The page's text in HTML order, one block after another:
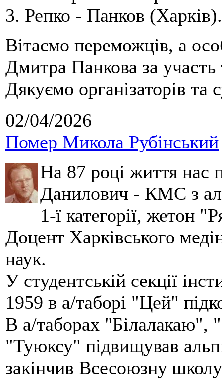
3. Репко - Панков (Харків).
Вітаємо переможців, а
Дмитра Панкова за
Дякуємо організаторів та
02/04/2026
Помер Микола Рубінський
На 87 році життя нас
Данилович - КМС з
1-ї категорії, жетон
Доцент Харківського
наук.
У студентській секції
1959 в а/таборі "Цей"
В а/таборах "Білалакаю",
"Туюксу" підвищував
закінчив Всесоюзну